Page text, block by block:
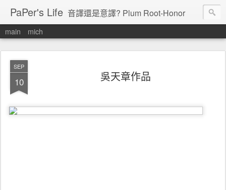
PaPer's Life 音譯還是意譯? Plum Root-Honor
main mich
SEP
10 吳天章作品